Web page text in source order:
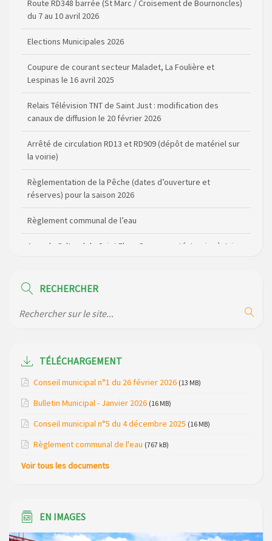
Elections Municipales 2026
Coupure de courant secteur Maladet, La Foulière et
Lespinas le 16 avril 2025
Relais Télévision TNT de Saint Just : modification des
canaux de diffusion le 20 février 2026
Arrêté de circulation RD13 et RD909 (dépôt de matériel sur
la voirie)
Règlementation de la Pêche (dates d’ouverture et
réserves) pour la saison 2026
Règlement communal de l’eau
Agenda Culturel de Saint Flour Communauté Janvier à Juin
Horaire des bus scolaires passant sur la commune
de la gendarmerie
Maison des services de Ruynes en Margeride – programme
bungalows bois, ses chalets et sa piscine
Réunion d’installation du nouveau conseil municipal à
Loubaresse le vendredi 20 mars 2026
Campagne de collecte des plastiques agricoles le 22 avril
RECHERCHER
TÉLÉCHARGEMENT
Conseil municipal n°1 du 26 février 2026 (13 MB)
Bulletin Municipal - Janvier 2026 (16 MB)
Conseil municipal n°5 du 4 décembre 2025 (16 MB)
Règlement communal de l'eau (767 kB)
Voir tous les documents
EN IMAGES